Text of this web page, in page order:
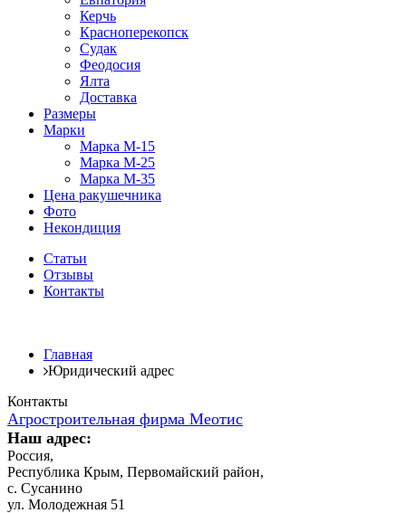
Керчь
Красноперекопск
Судак
Феодосия
Ялта
Доставка
Размеры
Марки
Марка М-15
Марка М-25
Марка М-35
Цена ракушечника
Фото
Некондиция
Статьи
Отзывы
Контакты
Главная
Юридический адрес
Контакты
Агростроительная фирма Меотис
Наш адрес:
Россия,
Республика Крым, Первомайский район,
с. Сусанино
ул. Молодежная 51